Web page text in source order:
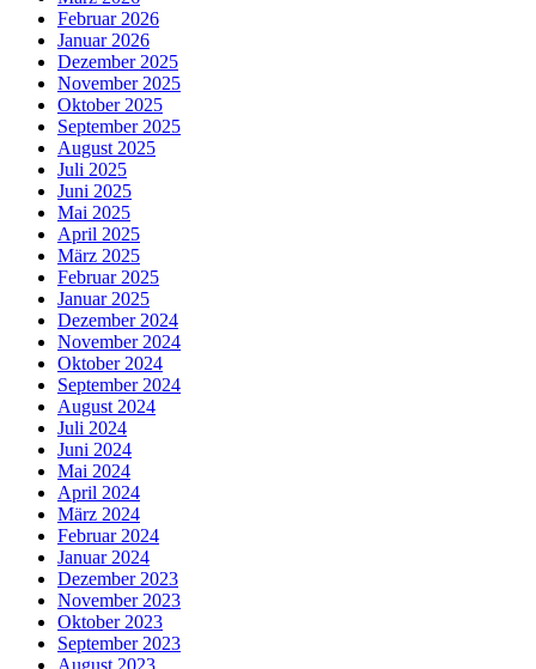
Februar 2026
Januar 2026
Dezember 2025
November 2025
Oktober 2025
September 2025
August 2025
Juli 2025
Juni 2025
Mai 2025
April 2025
März 2025
Februar 2025
Januar 2025
Dezember 2024
November 2024
Oktober 2024
September 2024
August 2024
Juli 2024
Juni 2024
Mai 2024
April 2024
März 2024
Februar 2024
Januar 2024
Dezember 2023
November 2023
Oktober 2023
September 2023